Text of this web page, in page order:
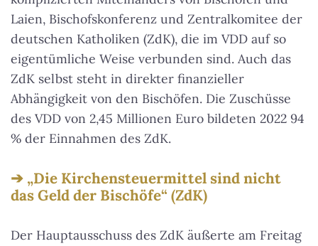
Laien, Bischofskonferenz und Zentralkomitee der
deutschen Katholiken (ZdK), die im VDD auf so
eigentümliche Weise verbunden sind. Auch das
ZdK selbst steht in direkter finanzieller
Abhängigkeit von den Bischöfen. Die Zuschüsse
des VDD von 2,45 Millionen Euro bildeten 2022 94
% der Einnahmen des ZdK.
„Die Kirchensteuermittel sind nicht
das Geld der Bischöfe“ (ZdK)
Der Hauptausschuss des ZdK äußerte am Freitag